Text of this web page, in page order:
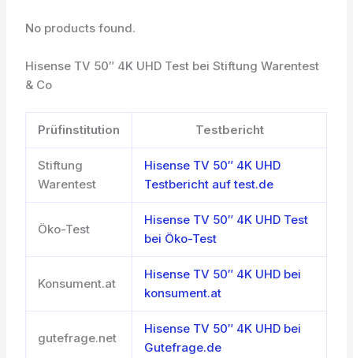
No products found.
Hisense TV 50″ 4K UHD Test bei Stiftung Warentest
& Co
Prüfinstitution Testbericht
Stiftung
Warentest
Hisense TV 50″ 4K UHD
Testbericht auf test.de
Öko-Test
Hisense TV 50″ 4K UHD Test
bei Öko-Test
Konsument.at
Hisense TV 50″ 4K UHD bei
konsument.at
gutefrage.net
Hisense TV 50″ 4K UHD bei
Gutefrage.de